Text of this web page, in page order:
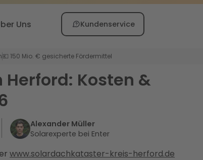
Uns Kundenservice
💶 150 Mio. € gesicherte Fördermittel
Kosten &
Alexander Müller
Solarexperte bei Enter
www.solardachkataster-kreis-herford.de